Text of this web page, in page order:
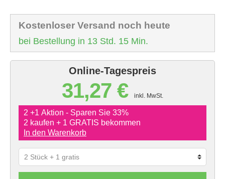
Kostenloser Versand noch heute
bei Bestellung in 13 Std. 15 Min.
Online-Tagespreis
31,27 € inkl. MwSt.
2 +1 Aktion - Sparen Sie 33%
2 kaufen + 1 GRATIS bekommen
In den Warenkorb